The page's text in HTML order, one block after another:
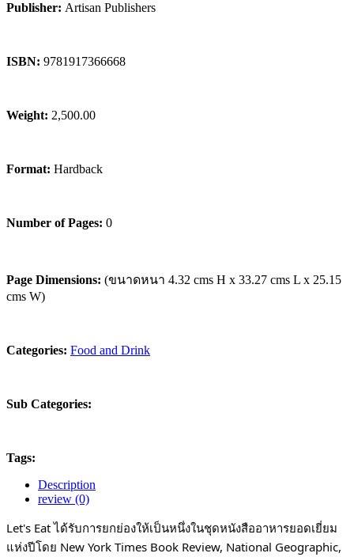
Publisher: Artisan Publishers
ISBN: 9781917366668
Weight: 2,500.00
Format: Hardback
Number of Pages: 0
Page Dimensions: (ขนาดหนา 4.32 cms H x 33.27 cms L x 25.15
cms W)
Categories: Food and Drink
Sub Categories:
Tags:
Description
review (0)
Let's Eat ได้รับการยกย่องให้เป็นหนึ่งในชุดหนังสืออาหารยอดเยี่ยม
แห่งปีโดย New York Times Book Review, National Geographic,